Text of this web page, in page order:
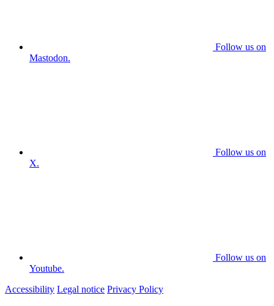
Follow us on
Mastodon.
Follow us on
X.
Follow us on
Youtube.
Accessibility Legal notice Privacy Policy